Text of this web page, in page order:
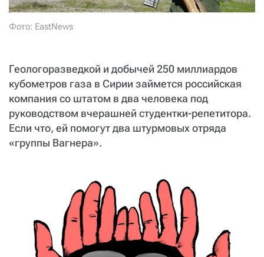
Фото: EastNews
Геологоразведкой и добычей 250 миллиардов
кубометров газа в Сирии займется российская
компания со штатом в два человека под
руководством вчерашней студентки-репетитора.
Если что, ей помогут два штурмовых отряда
«группы Вагнера».